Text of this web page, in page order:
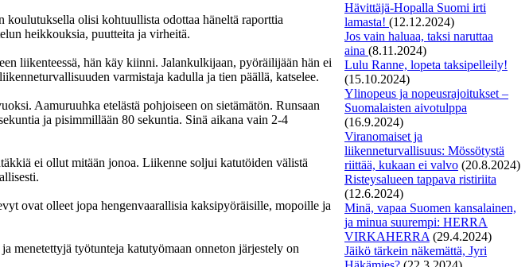
olisi kohtuullista odottaa häneltä raporttia
heikkouksia, puutteita ja virheitä.
liikenteessä, hän käy kiinni. Jalankulkijaan, pyöräilijään hän ei
varmistaja kadulla ja tien päällä, katselee.
Aamuruuhka etelästä pohjoiseen on sietämätön. Runsaan
ja pisimmillään 80 sekuntia. Sinä aikana vain 2-4
ei ollut mitään jonoa. Liikenne soljui katutöiden välistä
ovat olleet jopa hengenvaarallisia kaksipyöräisille, mopoille ja
menetettyjä työtunteja katutyömaan onneton järjestely on
Hävittäjä-Hopalla Suomi irti
lamasta! (12.12.2024)
Jos vain haluaa, taksi naruttaa
aina (8.11.2024)
Lulu Ranne, lopeta taksipelleily!
(15.10.2024)
Ylinopeus ja nopeusrajoitukset –
Suomalaisten aivotulppa
(16.9.2024)
Viranomaiset ja
liikenneturvallisuus: Mössötystä
riittää, kukaan ei valvo (20.8.2024)
Risteysalueen tappava ristiriita
(12.6.2024)
Minä, vapaa Suomen kansalainen,
ja minua suurempi: HERRA
VIRKAHERRA (29.4.2024)
Jäikö tärkein näkemättä, Jyri